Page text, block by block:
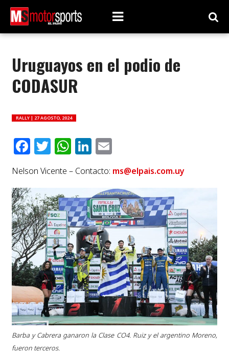
Uruguayos en el podio de
CODASUR
RALLY | 27 AGOSTO, 2024
Facebook
Twitter
WhatsApp
LinkedIn
Email
Nelson Vicente – Contacto: ms@elpais.com.uy
Barba y Cabrera ganaron la Clase CO4. Ruiz y el argentino Moreno,
fueron terceros.